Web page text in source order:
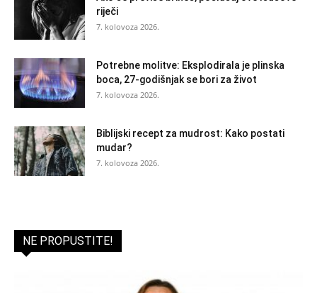
riječi
7. kolovoza 2026.
Potrebne molitve: Eksplodirala je plinska
boca, 27-godišnjak se bori za život
7. kolovoza 2026.
Biblijski recept za mudrost: Kako postati
mudar?
7. kolovoza 2026.
NE PROPUSTITE!